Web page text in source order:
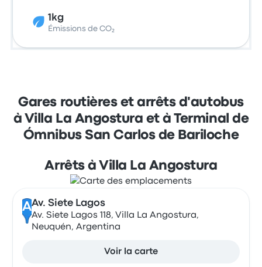
1kg
Émissions de CO₂
Gares routières et arrêts d'autobus
à Villa La Angostura et à Terminal de
Ómnibus San Carlos de Bariloche
Arrêts à Villa La Angostura
AAv. Siete Lagos
Av. Siete Lagos 118, Villa La Angostura,
Neuquén, Argentina
Voir la carte